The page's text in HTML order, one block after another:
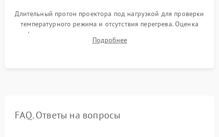
Длительный прогон проектора под нагрузкой для проверки
температурного режима и отсутствия перегрева. Оценка
фокуса, контрастности и цветопередачи на тестовых
таблицах. Проверка работы всех видеовходов и кнопок
Подробнее
FAQ. Ответы на вопросы